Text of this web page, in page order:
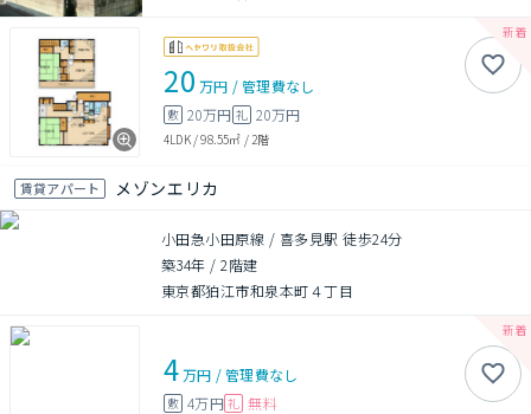
20 万円 /管理費なし
敷 20万円 礼 20万円
4LDK/98.55㎡ /2階
賃貸アパート メゾンエリカ
小田急小田原線 / 喜多見駅 徒歩24分
築34年 /2階建
東京都狛江市和泉本町４丁目
4万円 /管理費なし
敷 4万円 礼 無料